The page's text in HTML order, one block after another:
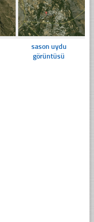
sason uydu
görüntüsü